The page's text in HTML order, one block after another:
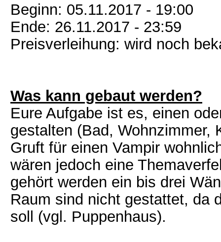
Beginn: 05.11.2017 - 19:00
Ende: 26.11.2017 - 23:59
Preisverleihung: wird noch
Was kann gebaut werden?
Eure Aufgabe ist es, einen
gestalten (Bad, Wohnzimmer,
Gruft für einen Vampir
wären jedoch eine
gehört werden ein bis drei
Raum sind nicht gestattet, da
soll (vgl. Puppenhaus).